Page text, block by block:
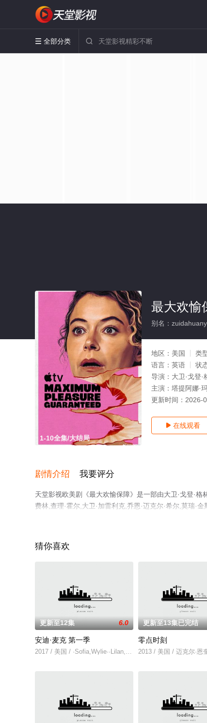
 全部分类 
1-10全集/大结局
最大欢愉
别名：
地区： 美国 类
语言： 英语 状
导演： 大卫·戈登·
主演： 塔提阿娜·
更新时间： 2026-
 在线观看
剧情介绍 我要评分
天堂影视欧美剧《最大欢愉保障》是一部由大卫·戈登·格
费林,查理·霍尔,大卫·加雷利克,乔恩·迈克尔·希尔,莫瑞·金
昂
视猫或剧情网等平台了解。
猜你喜欢
更新至12集 6.0
安迪·麦克 第一季
2017 / 美国 / ·Sofia,Wylie··Lilan,Bowden
更新至13集已完结
零点时刻
2013 / 美国 / 迈克尔·恩